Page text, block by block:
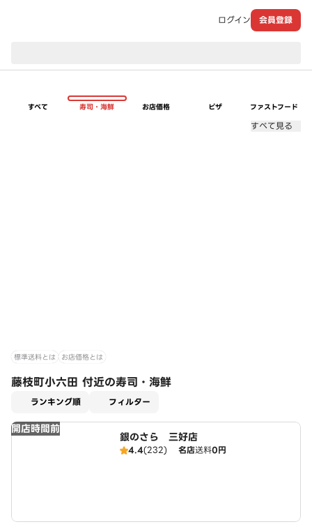
ログイン 会員登録
すべて 寿司・海鮮 お店価格 ピザ ファストフード
すべて見る
標準送料とは お店価格とは
藤枝町小六田 付近の寿司・海鮮
ランキング順 フィルター
開店時間前
銀のさら 三好店
4.4(232) 名店送料0円